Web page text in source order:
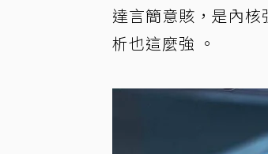
達言簡意賅，是內
析也這麼強 。